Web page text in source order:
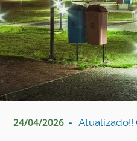
24/04/2026